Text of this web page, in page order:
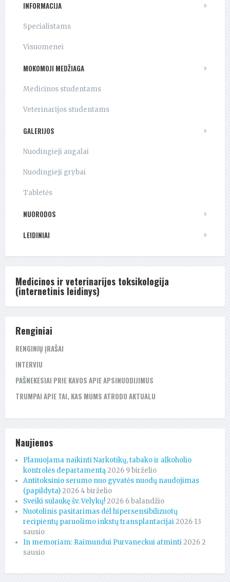
INFORMACIJA
Specialistams
Visuomenei
MOKOMOJI MEDŽIAGA
Medicinos studentams
Veterinarijos studentams
GALERIJOS
Nuodingieji augalai
Nuodingieji grybai
Tabletės
NUORODOS
LEIDINIAI
Medicinos ir veterinarijos toksikologija
(internetinis leidinys)
Renginiai
RENGINIŲ ĮRAŠAI
INTERVIU
PAŠNEKESIAI PRIE KAVOS APIE APSINUODIJIMUS
TRUMPAI APIE TAI, KAS MUMS ATRODO AKTUALU
Naujienos
Planuojama naikinti Narkotikų, tabako ir alkoholio
kontrolės departamentą2026 9 birželio
Antitoksinio serumo nuo gyvatės nuodų naudojimas
(papildyta)2026 4 birželio
Sveiki sulaukę šv. Velykų!2026 6 balandžio
Nuotolinis pasitarimas dėl hipersensibilizuotų
recipientų paruošimo inkstų transplantacijai2026 13
sausio
In memoriam: Raimundui Purvaneckui atminti2026 2
sausio